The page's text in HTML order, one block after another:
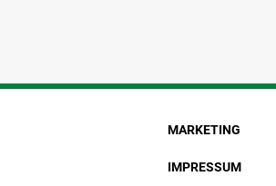
MARKETING
IMPRESSUM